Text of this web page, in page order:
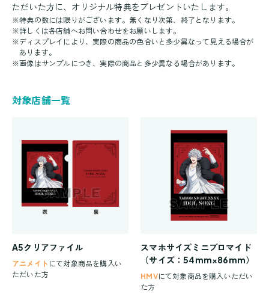
ただいた方に、オリジナル特典をプレゼントいたします。
※特典の数には限りがございます。無くなり次第、終了となります。
※詳しくは各店舗へお問い合わせをお願いします。
※ディスプレイにより、実際の商品の色合いと多少異なって見える場合が
あります。
※画像はサンプルにつき、実際の商品と多少異なる場合があります。
対象店舗一覧
A5クリアファイル
アニメイト にて対象商品を購入い
ただいた方
スマホサイズミニブロマイド
（サイズ：54mm×86mm）
HMVにて対象商品を購入いただい
た方